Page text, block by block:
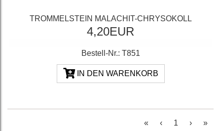
TROMMELSTEIN MALACHIT-CHRYSOKOLL
4,20EUR
Bestell-Nr.: T851
IN DEN WARENKORB
« ‹ 1 (current)
› »